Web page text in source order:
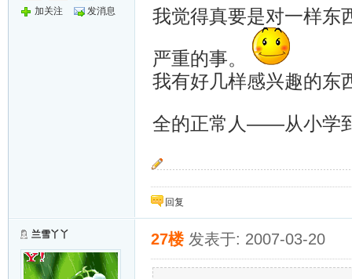
加关注 发消息
我觉得真要是对一样东
严重的事。
我有好几样感兴趣的东
全的正常人——从小学
望断云天暮与朝，双星聚首叹今宵。情深每笑
桥。回复
兰雪丫丫 27楼 发表于: 2007-03-20